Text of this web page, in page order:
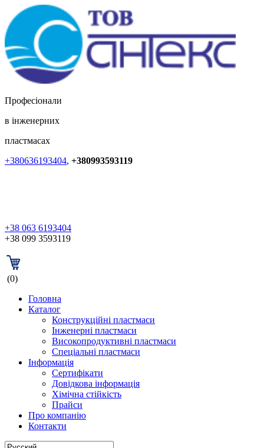
Професіонали
в інженерних
пластмасах
+380636193404, +380993593119
+38 063 6193404
+38 099 3593119
(0)
Головна
Каталог
Конструкційні пластмаси
Інженерні пластмаси
Високопродуктивні пластмаси
Спеціальні пластмаси
Інформація
Сертифікати
Довідкова інформація
Хімічна стійкість
Прайси
Про компанію
Контакти